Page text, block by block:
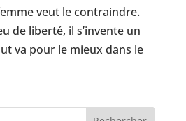
veut le contraindre.
de liberté, il s’invente un
va pour le mieux dans le